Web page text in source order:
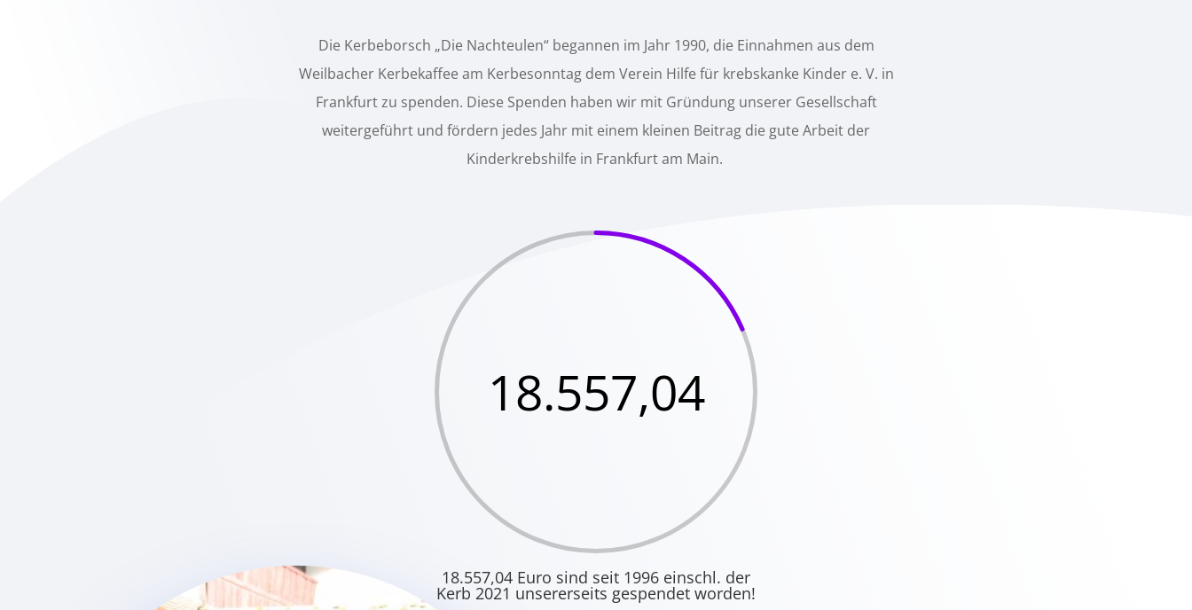
Die Kerbeborsch „Die Nachteulen“ begannen im Jahr 1990, die Einnahmen aus dem
Weilbacher Kerbekaffee am Kerbesonntag dem Verein Hilfe für krebskanke Kinder e. V. in
Frankfurt zu spenden. Diese Spenden haben wir mit Gründung unserer Gesellschaft
weitergeführt und fördern jedes Jahr mit einem kleinen Beitrag die gute Arbeit der
Kinderkrebshilfe in Frankfurt am Main.
18.557,04
18.557,04 Euro sind seit 1996 einschl. der
Kerb 2021 unsererseits gespendet worden!